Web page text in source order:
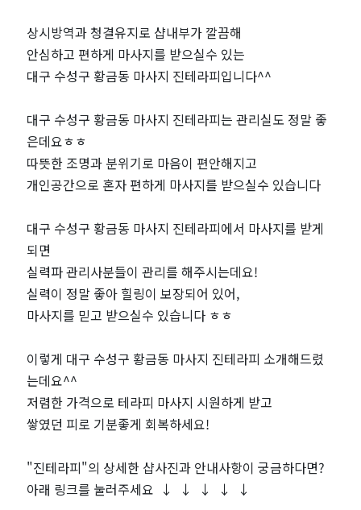
천
｜
마
짱
상시방역과 청결유지로 샵내부가 깔끔해
안심하고 편하게 마사지를 받으실수 있는
대구 수성구 황금동 마사지 진테라피입니다^^
대구 수성구 황금동 마사지 진테라피는 관리실도 정말 좋
은데요ㅎㅎ
따뜻한 조명과 분위기로 마음이 편안해지고
개인공간으로 혼자 편하게 마사지를 받으실수 있습니다
대구 수성구 황금동 마사지 진테라피에서 마사지를 받게
되면
실력파 관리사분들이 관리를 해주시는데요!
실력이 정말 좋아 힐링이 보장되어 있어,
마사지를 믿고 받으실수 있습니다 ㅎㅎ
이렇게 대구 수성구 황금동 마사지 진테라피 소개해드렸
는데요^^
저렴한 가격으로 테라피 마사지 시원하게 받고
쌓였던 피로 기분좋게 회복하세요!
"진테라피"의 상세한 샵사진과 안내사항이 궁금하다면?
아래 링크를 눌러주세요 ↓ ↓ ↓ ↓ ↓